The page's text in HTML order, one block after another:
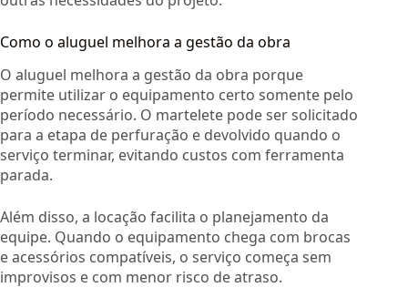
Como o aluguel melhora a gestão da obra
O aluguel melhora a gestão da obra porque
permite utilizar o equipamento certo somente pelo
período necessário. O martelete pode ser solicitado
para a etapa de perfuração e devolvido quando o
serviço terminar, evitando custos com ferramenta
parada.
Além disso, a locação facilita o planejamento da
equipe. Quando o equipamento chega com brocas
e acessórios compatíveis, o serviço começa sem
improvisos e com menor risco de atraso.